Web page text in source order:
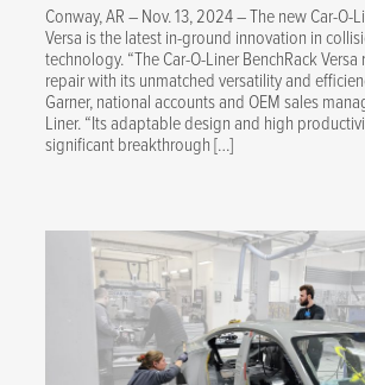
Conway, AR – Nov. 13, 2024 – The new Car-O-
Versa is the latest in-ground innovation in
technology. “The Car-O-Liner BenchRack
repair with its unmatched versatility and
Garner, national accounts and OEM sales
Liner. “Its adaptable design and high
significant breakthrough […]